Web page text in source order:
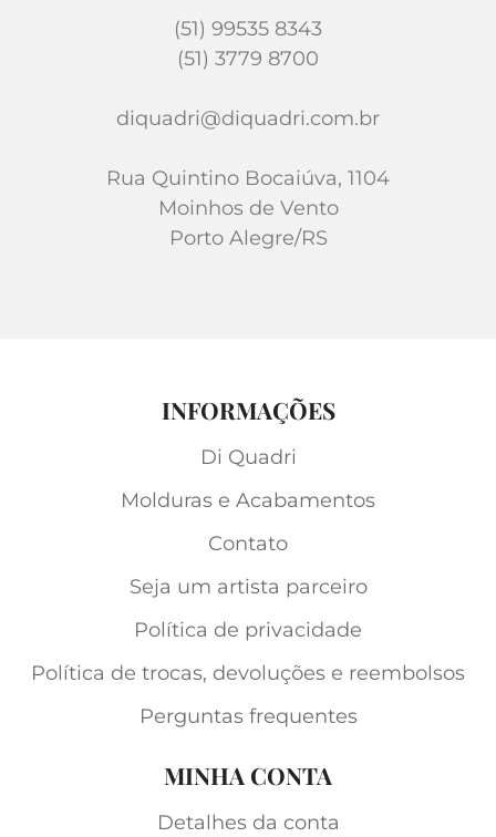
(51) 99535 8343
(51) 3779 8700
diquadri@diquadri.com.br
Rua Quintino Bocaiúva, 1104
Moinhos de Vento
Porto Alegre/RS
INFORMAÇÕES
Di Quadri
Molduras e Acabamentos
Contato
Seja um artista parceiro
Política de privacidade
Política de trocas, devoluções e reembolsos
Perguntas frequentes
MINHA CONTA
Detalhes da conta